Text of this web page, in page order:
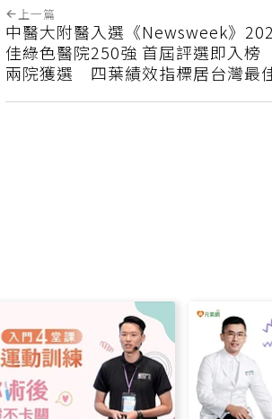
上一篇
中醫大附醫入選《Newsweek》
佳綠色醫院250強 首屆評選即入
兩院獲選 四葉績效指標居台灣最